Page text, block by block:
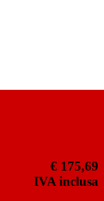
€ 175,69
IVA inclusa